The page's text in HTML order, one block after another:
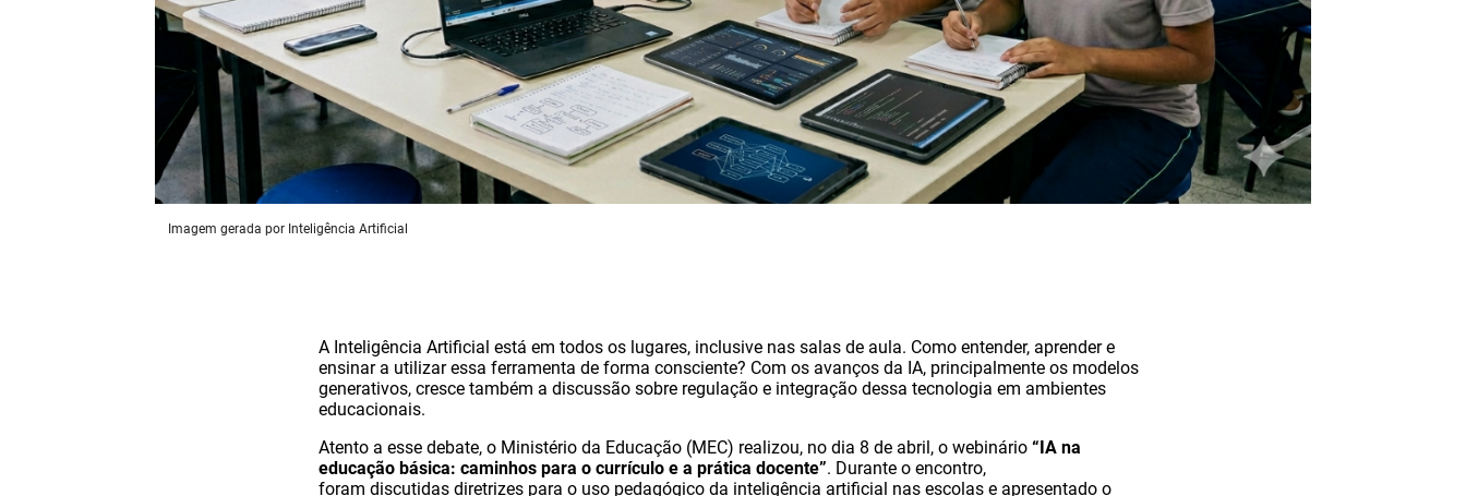
Imagem gerada por Inteligência Artificial
A Inteligência Artificial está em todos os lugares, inclusive nas salas de aula. Como entender, aprender e
ensinar a utilizar essa ferramenta de forma consciente? Com os avanços da IA, principalmente os modelos
generativos, cresce também a discussão sobre regulação e integração dessa tecnologia em ambientes
educacionais.
Atento a esse debate, o Ministério da Educação (MEC) realizou, no dia 8 de abril, o webinário “IA na
educação básica: caminhos para o currículo e a prática docente”. Durante o encontro,
foram discutidas diretrizes para o uso pedagógico da inteligência artificial nas escolas e apresentado o